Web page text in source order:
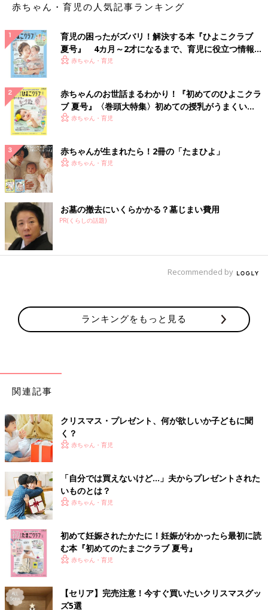
赤ちゃん・育児の人気記事ランキング
育児の困ったがズバリ！解決する本『ひよこクラブ
夏号』 4カ月～2才になるまで、育児に役立つ情報が
いっぱい！
赤ちゃん・育児
赤ちゃんのお世話まるわかり！『初めてのひよこクラ
ブ 夏号』〈巻頭大特集〉初めての授乳がうまくい
く！ おっぱい・ミルクの基本と夏のトラブル 解決テ
赤ちゃん・育児
赤ちゃんが生まれたら！2冊の「たまひよ」
赤ちゃん・育児
お墓の撤去にいくらかかる？墓じまい費用
PR(くらしの話題)
Recommended by
ランキングをもっと見る
関連記事
クリスマス・プレゼント、何が欲しいか子どもに聞
く？
赤ちゃん・育児
「自分では買えないけど…」夫からプレゼントされた
いものとは？
赤ちゃん・育児
初めて妊娠されたかたに！妊娠がわかったら最初に読
む本『初めてのたまごクラブ 夏号』
赤ちゃん・育児
【セリア】完売注意！今すぐ買いたいクリスマスグッ
ズ5選